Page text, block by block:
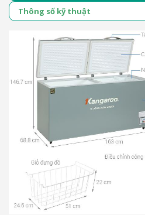
Thông số kỹ thuật